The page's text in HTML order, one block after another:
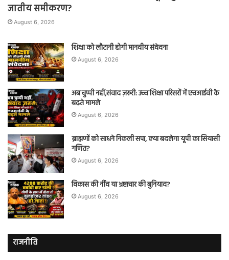
जातीय समीकरण?
August 6, 2026
शिक्षा को लौटानी होगी मानवीय संवेदना
August 6, 2026
अब चुप्पी नहीं,संवाद ज़रूरी: उच्च शिक्षा परिसरों में एचआईवी के
बढ़ते मामले
August 6, 2026
ब्राह्मणों को साधने निकली सपा, क्या बदलेगा यूपी का सियासी
गणित?
August 6, 2026
विकास की नींव या भ्रष्टाचार की बुनियाद?
August 6, 2026
राजनीति